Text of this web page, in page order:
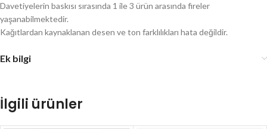
Davetiyelerin baskısı sırasında 1 ile 3 ürün arasında fireler
yaşanabilmektedir.
Kağıtlardan kaynaklanan desen ve ton farklılıkları hata değildir.
Ek bilgi
İlgili ürünler